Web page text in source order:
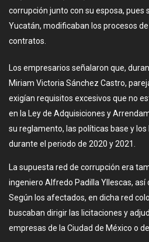
corrupción junto con su esposa, pues
Yucatán, modificaban los procesos
contratos.
Los empresarios señalaron que,
Miriam Victoria Sánchez Castro,
exigían requisitos excesivos que no
en la Ley de Adquisiciones y
su reglamento, las políticas base y
durante el periodo de 2020 y 2021.
La supuesta red de corrupción era
ingeniero Alfredo Padilla Yllescas,
Según los afectados, en dicha red
buscaban dirigir las licitaciones y
empresas de la Ciudad de México o